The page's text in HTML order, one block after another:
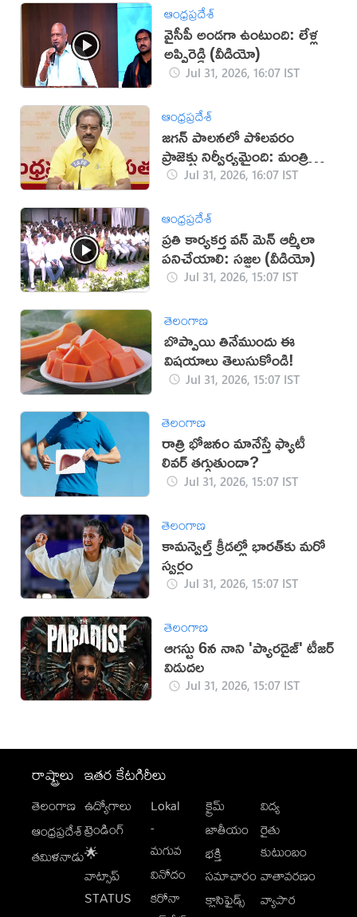
ఆంధ్రప్రదేశ్
వైసీపీ అండగా ఉంటుంది: లేళ్ల
అప్పిరెడ్డి (వీడియో)
Jul 31, 2026, 16:07 IST
ఆంధ్రప్రదేశ్
జగన్‌ పాలనలో పోలవరం
ప్రాజెక్టు నిర్వీర్యమైంది: మంత్రి
నిమ్మలJul 31, 2026, 16:07 IST
ఆంధ్రప్రదేశ్
ప్రతి కార్యకర్త వన్ మెన్ ఆర్మీలా
పనిచేయాలి: సజ్జల (వీడియో)
Jul 31, 2026, 15:07 IST
తెలంగాణ
బొప్పాయి తినేముందు ఈ
విషయాలు తెలుసుకోండి!
Jul 31, 2026, 15:07 IST
తెలంగాణ
రాత్రి భోజనం మానేస్తే ఫ్యాటీ
లివర్ తగ్గుతుందా?
Jul 31, 2026, 15:07 IST
తెలంగాణ
కామన్వెల్త్ క్రీడల్లో భారత్‌కు మరో
స్వర్ణం
Jul 31, 2026, 15:07 IST
తెలంగాణ
ఆగస్టు 6న నాని 'ప్యారడైజ్' టీజర్
విడుదల
Jul 31, 2026, 15:07 IST
రాష్ట్రాలు
తెలంగాణ
ఆంధ్రప్రదేశ్
తమిళనాడు
ఇతర కేటగిరీలు
ఉద్యోగాలు
ట్రెండింగ్
🌟
వాట్సాప్
STATUS
Lokal
-
మగువ
వినోదం
కరోనా
క్రైమ్
జాతీయం
భక్తి
సమాచారం
క్లాసిఫైడ్స్
విద్య
రైతు
కుటుంబం
వాతావరణం
వ్యాపార